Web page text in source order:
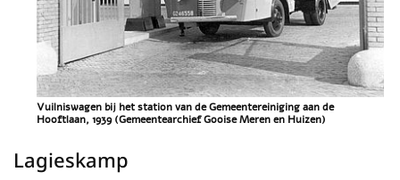
Vuilniswagen bij het station van de Gemeentereiniging aan de
Hooftlaan, 1939 (Gemeentearchief Gooise Meren en Huizen)
Lagieskamp